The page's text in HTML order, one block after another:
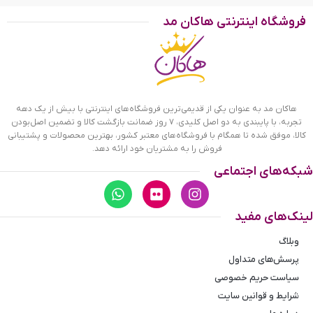
یکی از گزینه‌های اصلی و همیشگی در لیست
تبلیغاتی دربیایند.
این روزها اما مسئله فرق می‌کند؛ دیگر کمتر کسی را
می‌بینید که با نام ماگ غریبه باشد. به جرات می‌توان
حتی ادعا کرد که کمتر کسی پیدا می‌شود که از این
لیوان‌های زیبا خوشش نیاید؛ به گونه‌ای که حتی
افرادی را می‌بینیم که کلکسیونی از ماگ‌ها در
طرح‌های مختلف دارند.
فروشگاه اینترنتی هاکان مد
هاکان مد به عنوان یکی از قدیمی‌ترین فروشگاه‌های اینترنتی با بیش از یک دهه
تجربه، با پایبندی به دو اصل کلیدی، ۷ روز ضمانت بازگشت کالا و تضمین اصل‌بودن
کالا، موفق شده تا همگام با فروشگاه‌های معتبر کشور، بهترین محصولات و پشتیبانی
فروش را به مشتریان خود ارائه دهد.
شبکه‌های اجتماعی
لینک‌های مفید
وبلاگ
پرسش‌های متداول
سیاست حریم خصوصی
شرایط و قوانین سایت